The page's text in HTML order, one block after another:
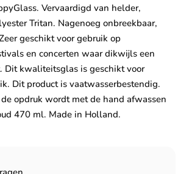
Vervaardigd van helder,
Tritan. Nagenoeg onbreekbaar,
geschikt voor gebruik op
en concerten waar dikwijls een
Dit kwaliteitsglas is geschikt voor
Dit product is vaatwasserbestendig.
opdruk wordt met de hand afwassen
470 ml. Made in Holland.